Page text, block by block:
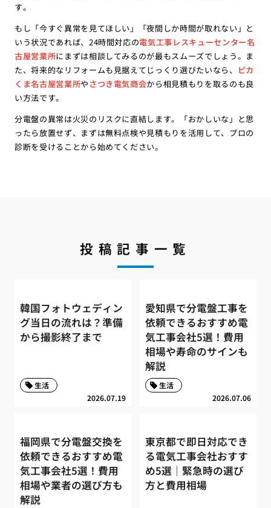
す。
もし「今すぐ異常を見てほしい」「夜間しか時間が取れない」と
いう状況であれば、24時間対応の電気工事レスキューセンター名
古屋営業所にまずは相談してみるのが最もスムーズでしょう。ま
た、将来的なリフォームも見据えてじっくり選びたいなら、 ピカ
くま名古屋営業所や さつき電気商会から相見積もりを取るのも良
い方法です。
分電盤の異常は火災のリスクに直結します。「おかしいな」と思
ったら放置せず、まずは無料点検や見積もりを活用して、プロの
診断を受けることから始めてください。
投稿記事一覧
韓国フォトウェディン
グ当日の流れは？準備
から撮影終了まで
2026.07.19
生活
愛知県で分電盤工事を
依頼できるおすすめ電
気工事会社5選！費用
相場や寿命のサインも
解説
2026.07.06
生活
福岡県で分電盤交換を
依頼できるおすすめ電
気工事会社5選！費用
相場や業者の選び方も
解説
東京都で即日対応でき
る電気工事会社おすす
め5選｜緊急時の選び
方と費用相場